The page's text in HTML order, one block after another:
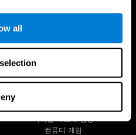
all
하세요.
디지털 치료제 검증
컴퓨터 게임